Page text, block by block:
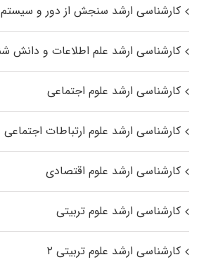
کارشناسی ارشد سنجش از دور و سیستم
کارشناسی ارشد علم اطلاعات و دانش
کارشناسی ارشد علوم اجتماعی
کارشناسی ارشد علوم ارتباطات اجتماعی
کارشناسی ارشد علوم اقتصادی
کارشناسی ارشد علوم تربیتی
کارشناسی ارشد علوم تربیتی ۲